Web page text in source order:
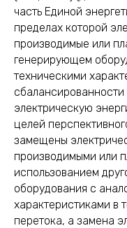
часть Единой
пределах которой
производимые или
генерирующем
техническими
электрическую
целей
замещены
производимыми или
использованием
оборудования с
характеристиками в
перетока, а замена